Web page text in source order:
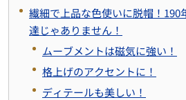
繊細で上品な色使いに脱帽！190
達じゃありません！
ムーブメントは磁気に強い！
格上げのアクセントに！
ディテールも美しい！